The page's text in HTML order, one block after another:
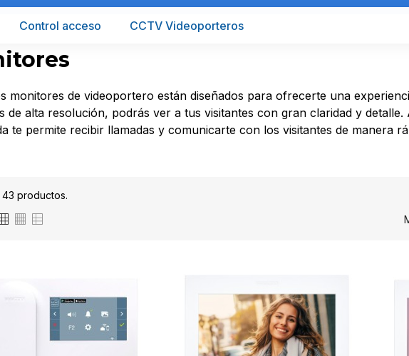
Control acceso CCTV Videoporteros
monitores de videoportero están diseñados para ofrecerte una
de alta resolución, podrás ver a tus visitantes con gran claridad y detalle.
te permite recibir llamadas y comunicarte con los visitantes de manera
43 productos.